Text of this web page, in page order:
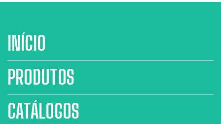
INÍCIO
PRODUTOS
CATÁLOGOS